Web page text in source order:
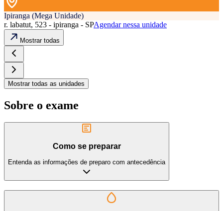
Ipiranga (Mega Unidade)
r. labatut, 523 - ipiranga - SPAgendar nessa unidade
Mostrar todas
Mostrar todas as unidades
Sobre o exame
Como se preparar
Entenda as informações de preparo com antecedência